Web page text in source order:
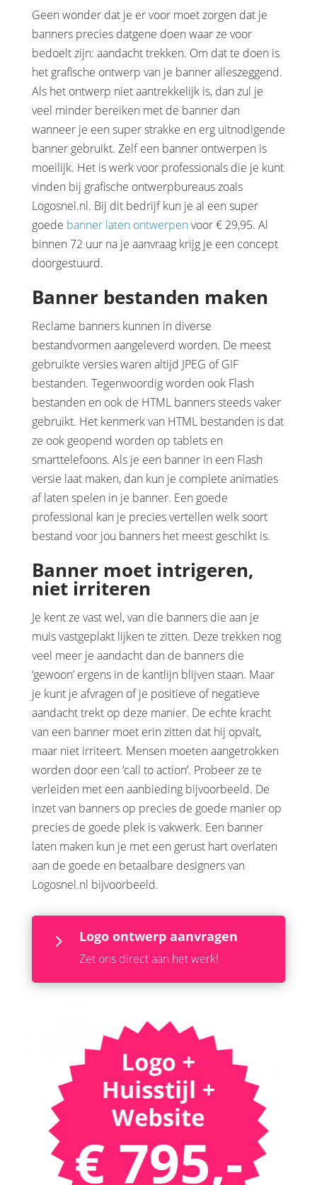
Geen wonder dat je er voor moet zorgen dat je
banners precies datgene doen waar ze voor
bedoelt zijn: aandacht trekken. Om dat te doen is
het grafische ontwerp van je banner alleszeggend.
Als het ontwerp niet aantrekkelijk is, dan zul je
veel minder bereiken met de banner dan
wanneer je een super strakke en erg uitnodigende
banner gebruikt. Zelf een banner ontwerpen is
moeilijk. Het is werk voor professionals die je kunt
vinden bij grafische ontwerpbureaus zoals
Logosnel.nl. Bij dit bedrijf kun je al een super
goede banner laten ontwerpenvoor € 29,95. Al
binnen 72 uur na je aanvraag krijg je een concept
doorgestuurd.
Banner bestanden maken
Reclame banners kunnen in diverse
bestandvormen aangeleverd worden. De meest
gebruikte versies waren altijd JPEG of GIF
bestanden. Tegenwoordig worden ook Flash
bestanden en ook de HTML banners steeds vaker
gebruikt. Het kenmerk van HTML bestanden is dat
ze ook geopend worden op tablets en
smarttelefoons. Als je een banner in een Flash
versie laat maken, dan kun je complete animaties
af laten spelen in je banner. Een goede
professional kan je precies vertellen welk soort
bestand voor jou banners het meest geschikt is.
Banner moet intrigeren,
niet irriteren
Je kent ze vast wel, van die banners die aan je
muis vastgeplakt lijken te zitten. Deze trekken nog
veel meer je aandacht dan de banners die
‘gewoon’ ergens in de kantlijn blijven staan. Maar
je kunt je afvragen of je positieve of negatieve
aandacht trekt op deze manier. De echte kracht
van een banner moet erin zitten dat hij opvalt,
maar niet irriteert. Mensen moeten aangetrokken
worden door een ‘call to action’. Probeer ze te
verleiden met een aanbieding bijvoorbeeld. De
inzet van banners op precies de goede manier op
precies de goede plek is vakwerk. Een banner
laten maken kun je met een gerust hart overlaten
aan de goede en betaalbare designers van
Logosnel.nl bijvoorbeeld.
5 Logo ontwerp aanvragen
Zet ons direct aan het werk!